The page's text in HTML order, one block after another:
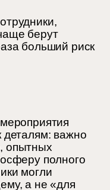
берут
больший риск
деталям: важно
опытных
полного
могли
а не «для